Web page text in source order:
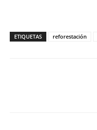
ETIQUETAS reforestación